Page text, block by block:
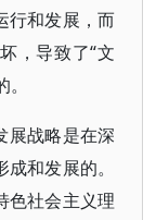
行和发展，而
，导致了“文
展战略是在深
和发展的。
色社会主义理